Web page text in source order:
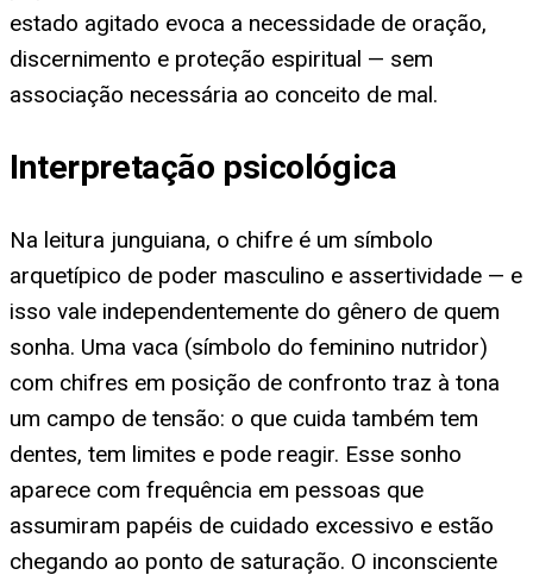
estado agitado evoca a necessidade de oração,
discernimento e proteção espiritual — sem
associação necessária ao conceito de mal.
Interpretação psicológica
Na leitura junguiana, o chifre é um símbolo
arquetípico de poder masculino e assertividade — e
isso vale independentemente do gênero de quem
sonha. Uma vaca (símbolo do feminino nutridor)
com chifres em posição de confronto traz à tona
um campo de tensão: o que cuida também tem
dentes, tem limites e pode reagir. Esse sonho
aparece com frequência em pessoas que
assumiram papéis de cuidado excessivo e estão
chegando ao ponto de saturação. O inconsciente